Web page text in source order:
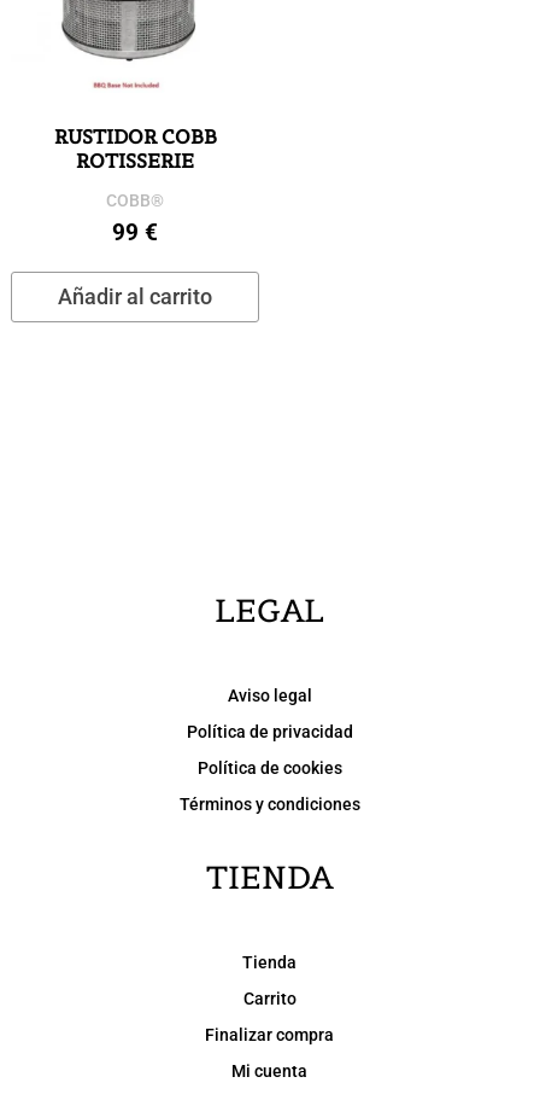
RUSTIDOR COBB
ROTISSERIE
COBB®
99€
Añadir al carrito
LEGAL
Aviso legal
Política de privacidad
Política de cookies
Términos y condiciones
TIENDA
Tienda
Carrito
Finalizar compra
Mi cuenta